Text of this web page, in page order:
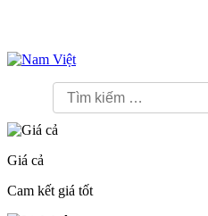
Skip
cho:
Giá cả
Cam kết giá tốt